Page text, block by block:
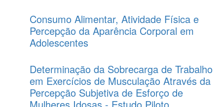
Consumo Alimentar, Atividade Física e
Percepção da Aparência Corporal em
Adolescentes
Determinação da Sobrecarga de Trabalho
em Exercícios de Musculação Através da
Percepção Subjetiva de Esforço de